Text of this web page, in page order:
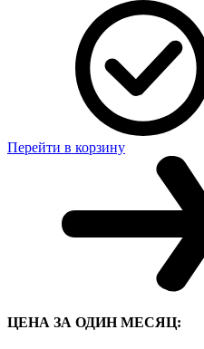
Перейти в корзину
ЦЕНА ЗА ОДИН МЕСЯЦ: